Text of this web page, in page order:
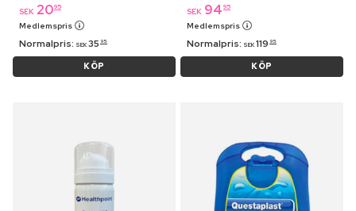
SEK 2095
Medlemspris
Normalpris: SEK 35 95
KÖP
SEK 94 95
Medlemspris
Normalpris: SEK 119 95
KÖP